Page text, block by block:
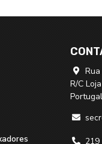

R/C
Portugal

 219